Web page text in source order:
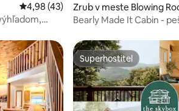
Priemerné ohodnotenie 4,98 z 5,
4,98 (43)
Zrub v meste Blowing
Bearly Made It Cabin -
Superhostiteľ
Superhostiteľ